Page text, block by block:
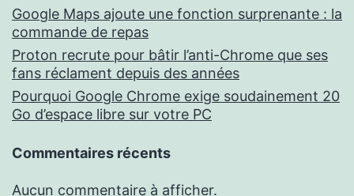
Google Maps ajoute une fonction surprenante : la
commande de repas
Proton recrute pour bâtir l’anti-Chrome que ses
fans réclament depuis des années
Pourquoi Google Chrome exige soudainement 20
Go d’espace libre sur votre PC
Commentaires récents
Aucun commentaire à afficher.